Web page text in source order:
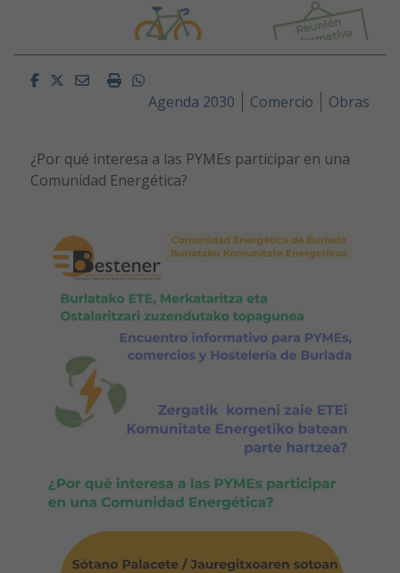
FacebookTwitterEmailImprimirWhatsapp
Agenda 2030
Comercio Obras
¿Por qué interesa a las PYMEs participar en una
Comunidad Energética?